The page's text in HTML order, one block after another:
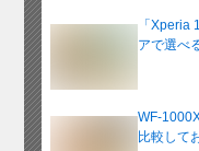
「
アで選べ
WF-
比較して